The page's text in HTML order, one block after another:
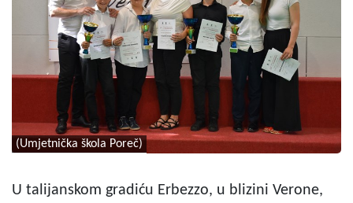
(Umjetnička škola Poreč)
U talijanskom gradiću Erbezzo, u blizini Verone,